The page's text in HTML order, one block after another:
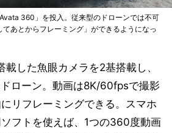
360」を投入。従来型のドローンでは不可
あとからフレーミング」ができるようになっ
載した魚眼カメラを2基搭載し、
ローン。動画は8K/60fpsで撮影
リフレーミングできる。スマホ
フトを使えば、1つの360度動画